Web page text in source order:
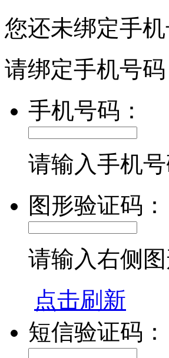
您还未绑定手
请绑定手机号
手机号码：
请输入手机
图形验证码：
请输入右侧
点击刷新
短信验证码：